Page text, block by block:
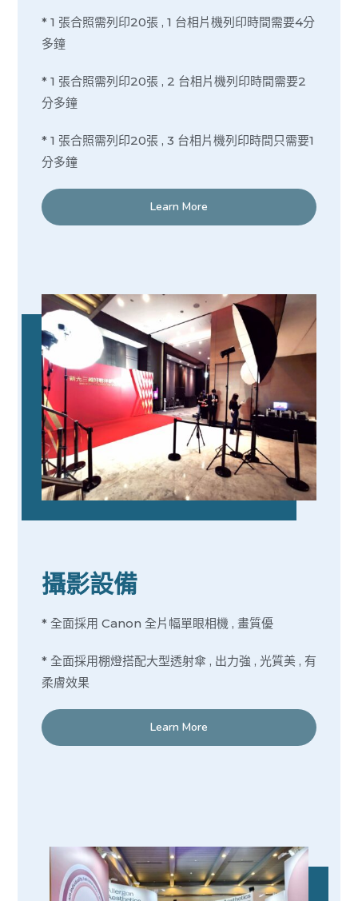
* 1 張合照需列印20張 , 1 台相片機列印時間需要4分
多鐘
* 1 張合照需列印20張 , 2 台相片機列印時間需要2
分多鐘
* 1 張合照需列印20張 , 3 台相片機列印時間只需要1
分多鐘
Learn More
攝影設備
* 全面採用 Canon 全片幅單眼相機 , 畫質優
* 全面採用棚燈搭配大型透射傘 , 出力強 , 光質美 , 有
柔膚效果
Learn More